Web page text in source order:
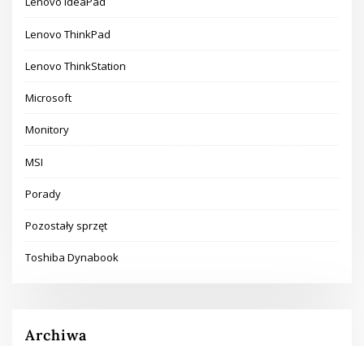
Lenovo ThinkPad
Lenovo ThinkStation
Microsoft
Monitory
MSI
Porady
Pozostały sprzęt
Toshiba Dynabook
Archiwa